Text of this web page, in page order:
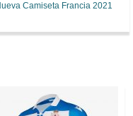
Camiseta Francia 2021